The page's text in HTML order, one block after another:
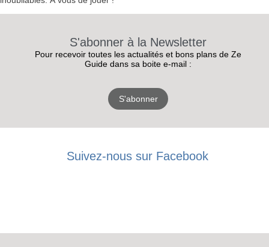
S'abonner à la Newsletter
Pour recevoir toutes les actualités et bons plans de Ze
Guide dans sa boite e-mail :
S'abonner
Suivez-nous sur Facebook